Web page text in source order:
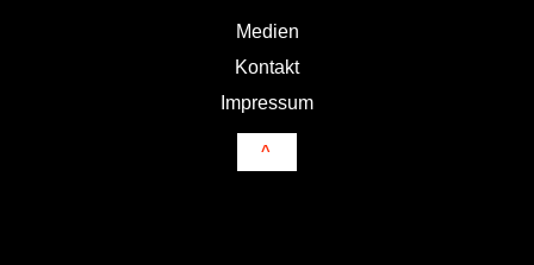
Medien
Kontakt
Impressum
^